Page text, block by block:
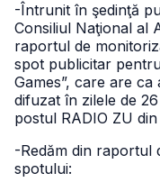
-Întrunit în şedinţă
Consiliul Naţional al
raportul de
spot publicitar
Games”, care are
difuzat în zilele de
postul RADIO ZU
-Redăm din raportul
spotului: